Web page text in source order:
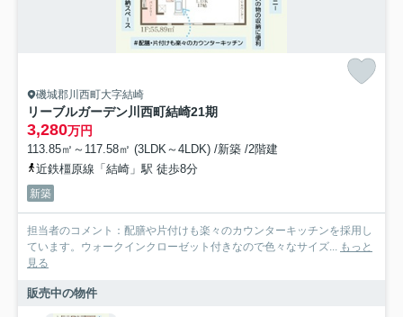
磯城郡川西町大字結崎
リーブルガーデン川西町結崎21期
3,280万円
113.85㎡～117.58㎡ (3LDK～4LDK) /新築 /2階建
近鉄橿原線「結崎」駅 徒歩8分
新築
担当者のコメント：配膳や片付けも楽々のカウンターキッチンを採用し
ています。ウォークインクローゼット付きなので色々なサイズ... もっと
見る
販売中の物件